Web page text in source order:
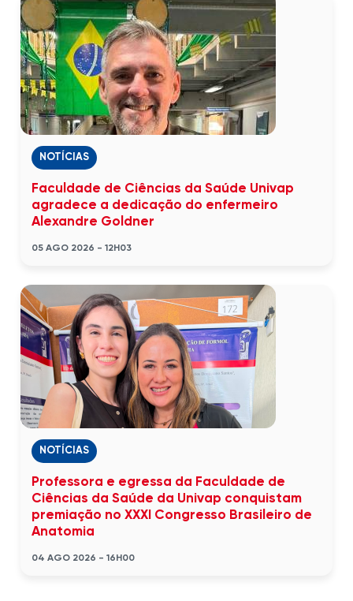
NOTÍCIAS
Faculdade de Ciências da Saúde Univap
agradece a dedicação do enfermeiro
Alexandre Goldner
05 AGO 2026 - 12H03
NOTÍCIAS
Professora e egressa da Faculdade de
Ciências da Saúde da Univap conquistam
premiação no XXXI Congresso Brasileiro de
Anatomia
04 AGO 2026 - 16H00